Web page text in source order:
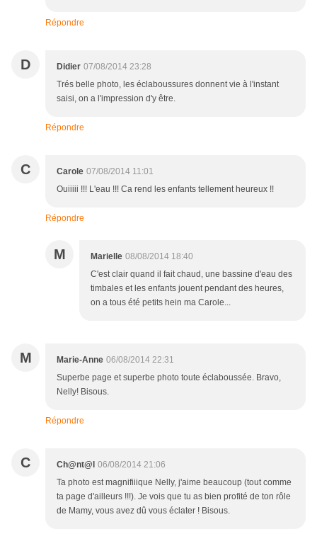
Répondre
D Didier 07/08/2014 23:28
Trés belle photo, les éclaboussures donnent vie à l'instant
saisi, on a l'impression d'y être.
Répondre
C Carole 07/08/2014 11:01
Ouiiiii !!! L'eau !!! Ca rend les enfants tellement heureux !!
Répondre
M Marielle 08/08/2014 18:40
C'est clair quand il fait chaud, une bassine d'eau des
timbales et les enfants jouent pendant des heures,
on a tous été petits hein ma Carole...
M Marie-Anne 06/08/2014 22:31
Superbe page et superbe photo toute éclaboussée. Bravo,
Nelly! Bisous.
Répondre
C Ch@nt@l 06/08/2014 21:06
Ta photo est magnifiiique Nelly, j'aime beaucoup (tout comme
ta page d'ailleurs !!!). Je vois que tu as bien profité de ton rôle
de Mamy, vous avez dû vous éclater ! Bisous.